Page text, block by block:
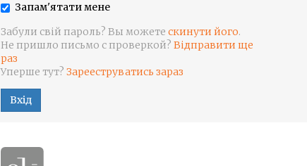
Запам'ятати мене
Забули свій пароль? Вы можете скинути його.
Не пришло письмо с проверкой? Відправити ще
раз
Уперше тут? Зарееструватись зараз
Вхід